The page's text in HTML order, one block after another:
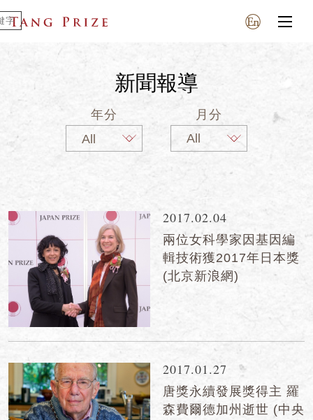
新聞報導
年分 月分
2017.02.04
兩位女科學家因基因編
輯技術獲2017年日本獎
(北京新浪網)
2017.01.27
唐獎永續發展獎得主 羅
森費爾德加州逝世 (中央